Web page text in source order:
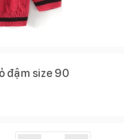
đậm size 90